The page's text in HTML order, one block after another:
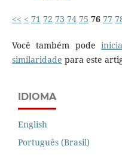
<< < 71 72 73 74 75 76 77
Você também pode
similaridade para este
IDIOMA
English
Português (Brasil)